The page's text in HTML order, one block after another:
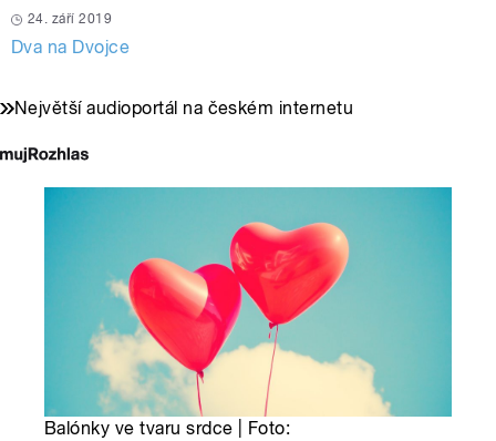
24. září 2019
Dva na Dvojce
Největší audioportál na českém internetu
Balónky ve tvaru srdce | Foto: